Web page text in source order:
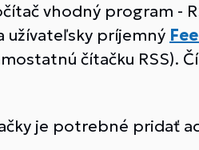
vhodný program -
užívateľsky príjemný
čítačku RSS).
je potrebné pridať